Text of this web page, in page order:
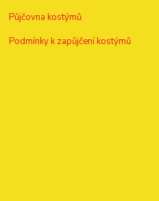
Půjčovna kostýmů
Podmínky k zapůjčení kostýmů